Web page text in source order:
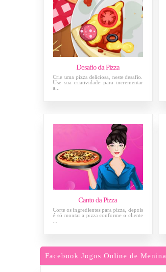
Desafio da Pizza
Crie uma pizza deliciosa, neste desafio.
Use sua criatividade para incrementar
a...
Canto da Pizza
Corte os ingredientes para pizza, depois
é só montar a pizza conforme o cliente
Facebook Jogos Online de Menina